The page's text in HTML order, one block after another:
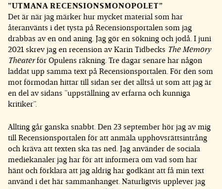
”UTMANA RECENSIONSMONOPOLET”
Det är när jag märker hur mycket material som har
återanvänts i det tysta på Recensionsportalen som jag
drabbas av en ond aning. Jag gör en sökning och jodå. I juni
2021 skrev jag en recension av Karin Tidbecks The Memory
Theaterför Opulens räkning. Tre dagar senare har någon
laddat upp samma text på Recensionsportalen. För den som
mot förmodan hittar till sidan ser det alltså ut som att jag är
en del av sidans ”uppställning av erfarna och kunniga
kritiker”.
Allting går ganska snabbt. Den 23 september hör jag av mig
till Recensionsportalen för att anmäla upphovsrättsintrång
och kräva att texten ska tas ned. Jag använder de sociala
mediekanaler jag har för att informera om vad som har
hänt och förklara att jag aldrig har godkänt att få min text
använd i det här sammanhanget. Naturligtvis upplever jag